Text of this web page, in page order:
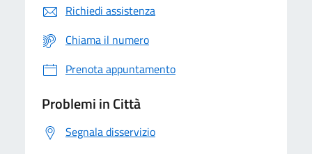
Richiedi assistenza
Chiama il numero
Prenota appuntamento
Problemi in Città
Segnala disservizio